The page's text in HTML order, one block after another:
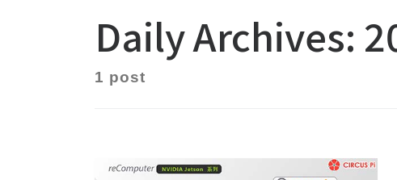
Daily Archives:
1 post